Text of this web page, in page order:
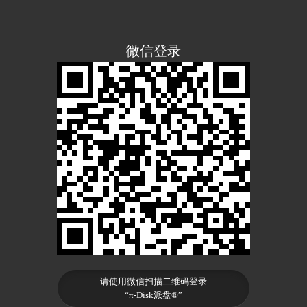
微信登录
请使用微信扫描二维码登录
“π-Disk派盘®”